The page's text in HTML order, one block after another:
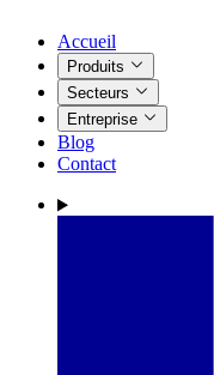
Accueil
Produits
Secteurs
Entreprise
Blog
Contact